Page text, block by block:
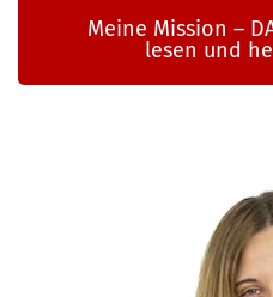
Mei­ne Mis­si­on –
lesen und